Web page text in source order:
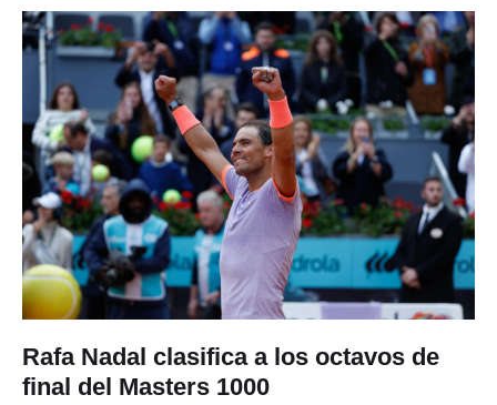
Rafa Nadal clasifica a los octavos de
final del Masters 1000